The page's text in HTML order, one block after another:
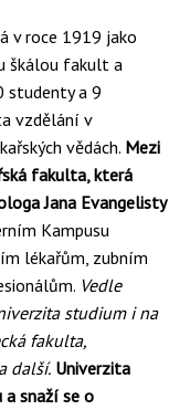
v roce 1919 jako
škálou fakult a
studenty a 9
vzdělání v
vědách. Mezi
fakulta, která
Jana Evangelisty
Kampusu
lékařům, zubním
Vedle
studium i na
fakulta,
další. Univerzita
a snaží se o